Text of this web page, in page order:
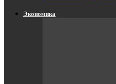
Экономика